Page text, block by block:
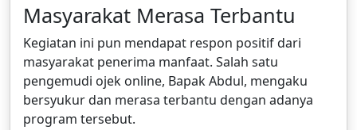
Masyarakat Merasa Terbantu
Kegiatan ini pun mendapat respon positif dari
masyarakat penerima manfaat. Salah satu
pengemudi ojek online, Bapak Abdul, mengaku
bersyukur dan merasa terbantu dengan adanya
program tersebut.